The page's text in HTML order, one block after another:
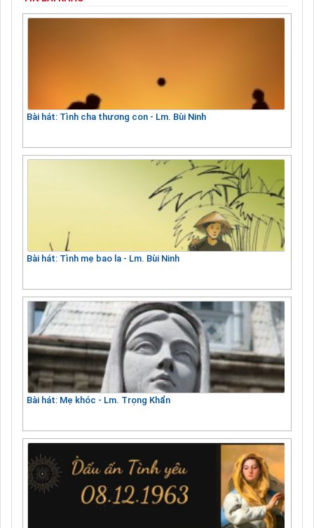
Bài hát: Tình cha thương con - Lm. Bùi Ninh
Bài hát: Tình mẹ bao la - Lm. Bùi Ninh
Bài hát: Mẹ khóc - Lm. Trọng Khẩn